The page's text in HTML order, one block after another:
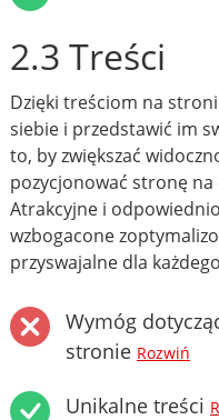
2.3 Treści
Dzięki treściom na
siebie i przedstawić im
to, by zwiększać
pozycjonować stronę na
Atrakcyjne i
wzbogacone
przyswajalne dla
Wymóg
stronie Rozwiń
Unikalne treści